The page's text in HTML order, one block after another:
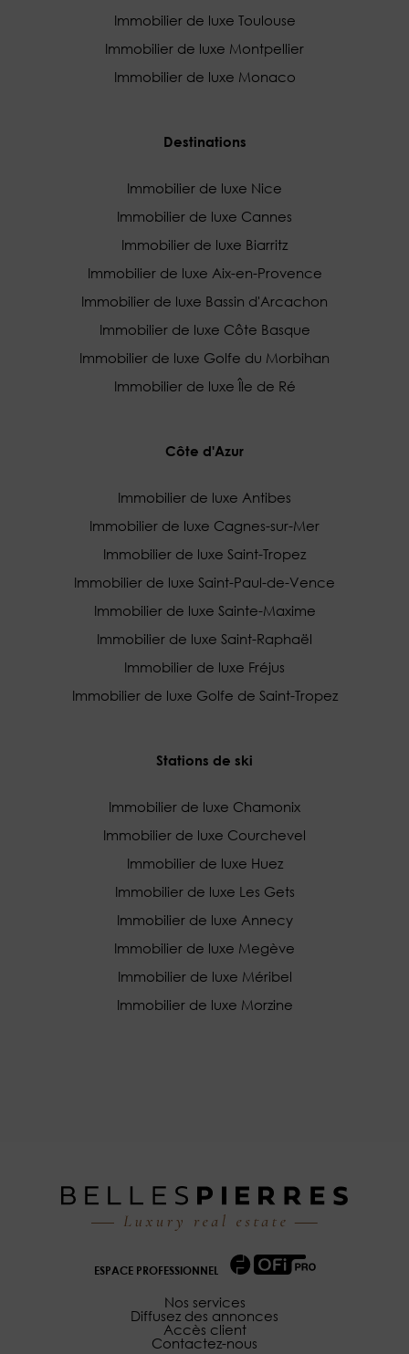
Immobilier de luxe Toulouse
Immobilier de luxe Montpellier
Immobilier de luxe Monaco
Destinations
Immobilier de luxe Nice
Immobilier de luxe Cannes
Immobilier de luxe Biarritz
Immobilier de luxe Aix-en-Provence
Immobilier de luxe Bassin d'Arcachon
Immobilier de luxe Côte Basque
Immobilier de luxe Golfe du Morbihan
Immobilier de luxe Île de Ré
Côte d'Azur
Immobilier de luxe Antibes
Immobilier de luxe Cagnes-sur-Mer
Immobilier de luxe Saint-Tropez
Immobilier de luxe Saint-Paul-de-Vence
Immobilier de luxe Sainte-Maxime
Immobilier de luxe Saint-Raphaël
Immobilier de luxe Fréjus
Immobilier de luxe Golfe de Saint-Tropez
Stations de ski
Immobilier de luxe Chamonix
Immobilier de luxe Courchevel
Immobilier de luxe Huez
Immobilier de luxe Les Gets
Immobilier de luxe Annecy
Immobilier de luxe Megève
Immobilier de luxe Méribel
Immobilier de luxe Morzine
ESPACE PROFESSIONNEL
Nos services
Diffusez des annonces
Accès client
Contactez-nous